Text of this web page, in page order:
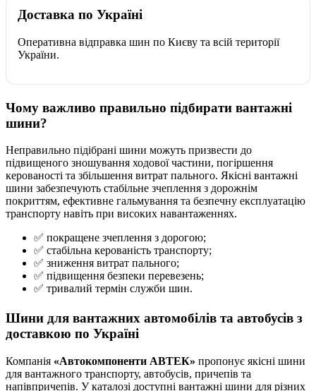
Доставка по Україні
Оперативна відправка шин по Києву та всій території
України.
Чому важливо правильно підбирати вантажні
шини?
Неправильно підібрані шини можуть призвести до
підвищеного зношування ходової частини, погіршення
керованості та збільшення витрат пального. Якісні вантажні
шини забезпечують стабільне зчеплення з дорожнім
покриттям, ефективне гальмування та безпечну експлуатацію
транспорту навіть при високих навантаженнях.
✅ покращене зчеплення з дорогою;
✅ стабільна керованість транспорту;
✅ зниження витрат пального;
✅ підвищення безпеки перевезень;
✅ тривалий термін служби шин.
Шини для вантажних автомобілів та автобусів з
доставкою по Україні
Компанія «Автокомпоненти АВТЕК» пропонує якісні шини
для вантажного транспорту, автобусів, причепів та
напівпричепів. У каталозі доступні вантажні шини для різних